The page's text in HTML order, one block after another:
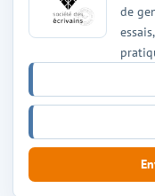
de